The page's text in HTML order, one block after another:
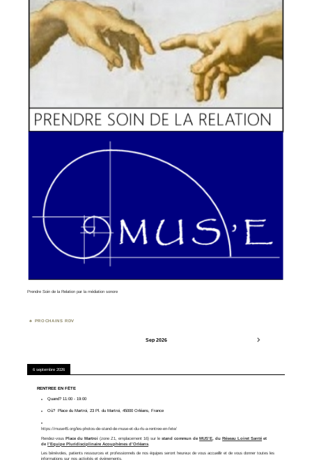
Prendre Soin de la Relation par la médiation sonore
PROCHAINS RDV
Sep 2026
6 septembre 2026
RENTREE EN FÊTE
Quand?11:00 -19:00
Où? Place du Martroi, 23 Pl. du Martroi, 45000 Orléans, France
https://muse45.org/les-photos-de-stand-de-muse-et-du-rls-a-rentree-en-fete/
Rendez-vousPlace du Martroi(zone Z1, emplacement 16) sur lestand commun deMUS’E , duRéseau Loiret Santé et
del’Equipe Pluridisciplinaire Acouphènes d’Orléans
Les bénévoles, patients ressources et professionnels de nos équipes seront heureux de vous accueillir et de vous donner toutes les
informations sur nos activités et évènements.